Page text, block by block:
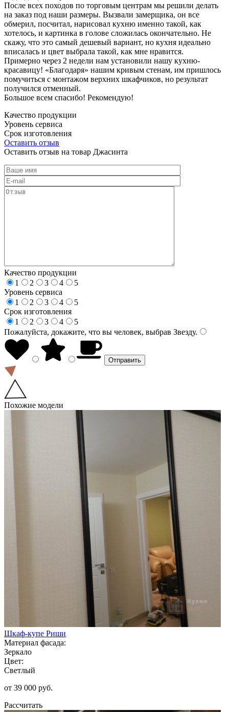
После всех походов по торговым центрам мы решили делать
на заказ под наши размеры. Вызвали замерщика, он все
обмерил, посчитал, нарисовал кухню именно такой, как
хотелось, и картинка в голове сложилась окончательно. Не
скажу, что это самый дешевый вариант, но кухня идеально
вписалась и цвет выбрала такой, как мне нравится.
Примерно через 2 недели нам установили нашу кухню-
красавицу! «Благодаря» нашим кривым стенам, им пришлось
помучиться с монтажом верхних шкафчиков, но результат
получился отменный.
Большое всем спасибо! Рекомендую!
Качество продукции
Уровень сервиса
Срок изготовления
Оставить отзыв
Оставить отзыв на товар Джасинта
Качество продукции
1
2 3 4
5
Уровень сервиса
1
2 3 4
5
Срок изготовления
1
2 3 4
5
Пожалуйста, докажите, что вы человек, выбрав Звезду.
Похожие модели
Шкаф-купе Риши
Материал фасада:
Зеркало
Цвет:
Светлый
от 39 000 руб.
Рассчитать